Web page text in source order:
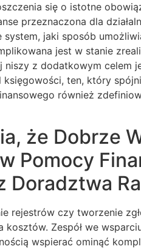
się o istotne
przeznaczona dla
jaki sposób
jest w stanie
z dodatkowym
ten, który
również
że Dobrze
Pomocy
Doradztwa
rejestrów czy tworzenie
Zespół we
wspierać ominąć